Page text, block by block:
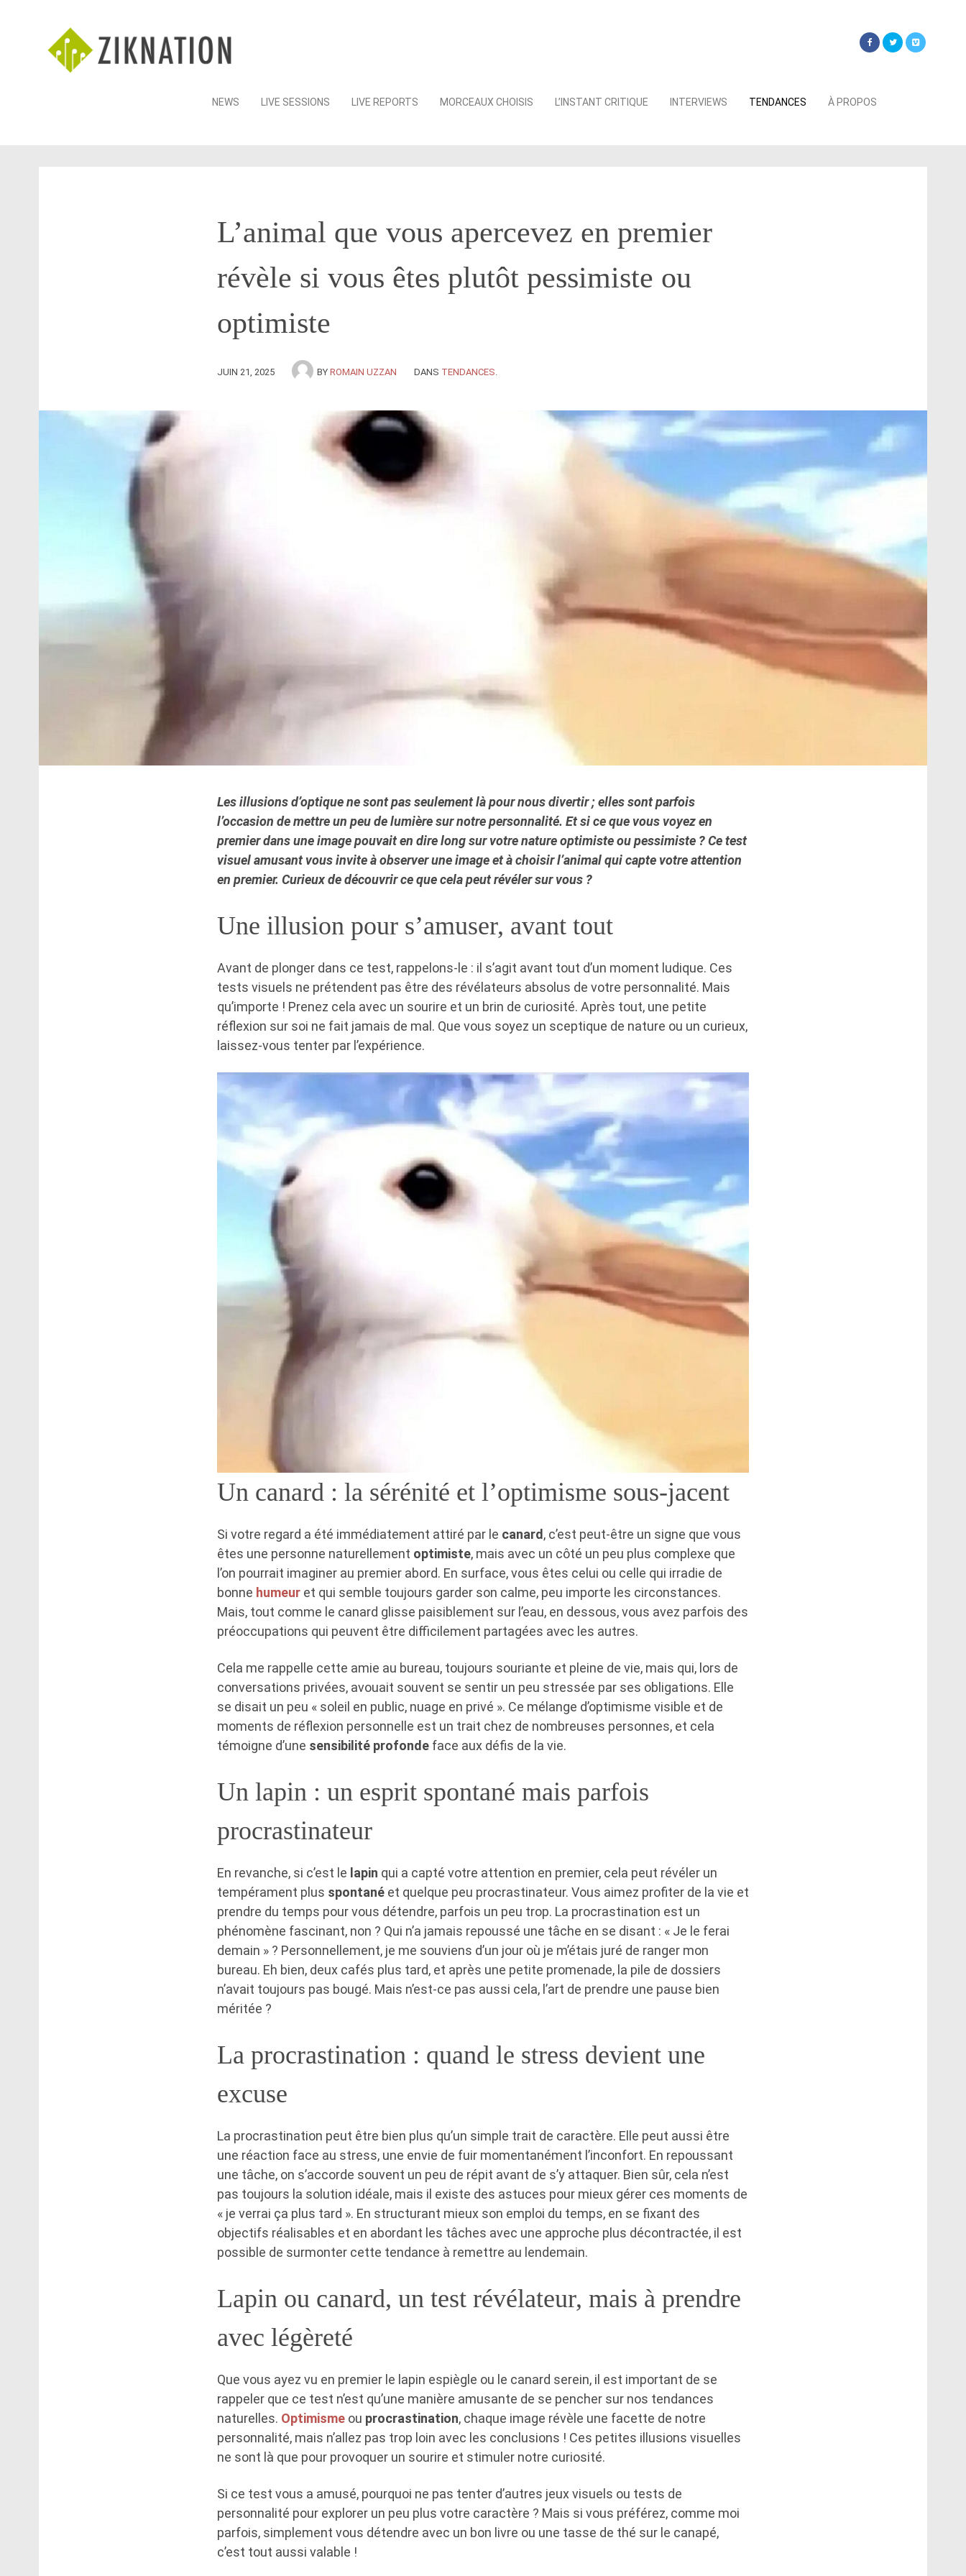
Skip
NEWS LIVE SESSIONS LIVE REPORTS MORCEAUX CHOISIS L’INSTANT CRITIQUE INTERVIEWS TENDANCES À PROPOS
L’animal que vous apercevez en premier
révèle si vous êtes plutôt pessimiste ou
optimiste
JUIN 21, 2025 BY ROMAIN UZZAN DANS TENDANCES
Les illusions d’optique ne sont pas seulement là pour nous divertir ; elles sont parfois
l’occasion de mettre un peu de lumière sur notre personnalité. Et si ce que vous voyez en
premier dans une image pouvait en dire long sur votre nature optimiste ou pessimiste ? Ce test
visuel amusant vous invite à observer une image et à choisir l’animal qui capte votre attention
en premier. Curieux de découvrir ce que cela peut révéler sur vous ?
Une illusion pour s’amuser, avant tout
Avant de plonger dans ce test, rappelons-le : il s’agit avant tout d’un moment ludique. Ces
tests visuels ne prétendent pas être des révélateurs absolus de votre personnalité. Mais
qu’importe ! Prenez cela avec un sourire et un brin de curiosité. Après tout, une petite
réflexion sur soi ne fait jamais de mal. Que vous soyez un sceptique de nature ou un curieux,
laissez-vous tenter par l’expérience.
Un canard : la sérénité et l’optimisme sous-jacent
Si votre regard a été immédiatement attiré par le canard, c’est peut-être un signe que vous
êtes une personne naturellement optimiste, mais avec un côté un peu plus complexe que
l’on pourrait imaginer au premier abord. En surface, vous êtes celui ou celle qui irradie de
bonne humeur et qui semble toujours garder son calme, peu importe les circonstances.
Mais, tout comme le canard glisse paisiblement sur l’eau, en dessous, vous avez parfois des
préoccupations qui peuvent être difficilement partagées avec les autres.
Cela me rappelle cette amie au bureau, toujours souriante et pleine de vie, mais qui, lors de
conversations privées, avouait souvent se sentir un peu stressée par ses obligations. Elle
se disait un peu « soleil en public, nuage en privé ». Ce mélange d’optimisme visible et de
moments de réflexion personnelle est un trait chez de nombreuses personnes, et cela
témoigne d’une sensibilité profonde face aux défis de la vie.
Un lapin : un esprit spontané mais parfois
procrastinateur
En revanche, si c’est le lapin qui a capté votre attention en premier, cela peut révéler un
tempérament plus spontané et quelque peu procrastinateur. Vous aimez profiter de la vie et
prendre du temps pour vous détendre, parfois un peu trop. La procrastination est un
phénomène fascinant, non ? Qui n’a jamais repoussé une tâche en se disant : « Je le ferai
demain » ? Personnellement, je me souviens d’un jour où je m’étais juré de ranger mon
bureau. Eh bien, deux cafés plus tard, et après une petite promenade, la pile de dossiers
n’avait toujours pas bougé. Mais n’est-ce pas aussi cela, l’art de prendre une pause bien
méritée ?
La procrastination : quand le stress devient une
excuse
La procrastination peut être bien plus qu’un simple trait de caractère. Elle peut aussi être
une réaction face au stress, une envie de fuir momentanément l’inconfort. En repoussant
une tâche, on s’accorde souvent un peu de répit avant de s’y attaquer. Bien sûr, cela n’est
pas toujours la solution idéale, mais il existe des astuces pour mieux gérer ces moments de
« je verrai ça plus tard ». En structurant mieux son emploi du temps, en se fixant des
objectifs réalisables et en abordant les tâches avec une approche plus décontractée, il est
possible de surmonter cette tendance à remettre au lendemain.
Lapin ou canard, un test révélateur, mais à prendre
avec légèreté
Que vous ayez vu en premier le lapin espiègle ou le canard serein, il est important de se
rappeler que ce test n’est qu’une manière amusante de se pencher sur nos tendances
naturelles. Optimisme ou procrastination, chaque image révèle une facette de notre
personnalité, mais n’allez pas trop loin avec les conclusions ! Ces petites illusions visuelles
ne sont là que pour provoquer un sourire et stimuler notre curiosité.
Si ce test vous a amusé, pourquoi ne pas tenter d’autres jeux visuels ou tests de
personnalité pour explorer un peu plus votre caractère ? Mais si vous préférez, comme moi
parfois, simplement vous détendre avec un bon livre ou une tasse de thé sur le canapé,
c’est tout aussi valable !